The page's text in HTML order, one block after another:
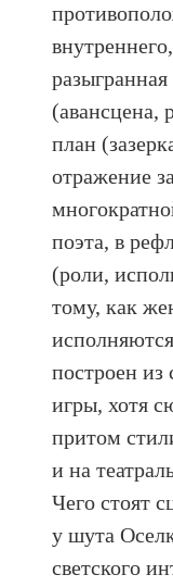
(авансцена,
план
отражение
поэта, в
(роли,
тому, как
построен
игры, хотя
притом
и на
Чего стоят
у шута
светского